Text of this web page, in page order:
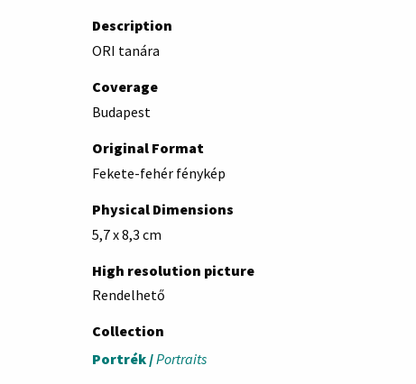
Description
ORI tanára
Coverage
Budapest
Original Format
Fekete-fehér fénykép
Physical Dimensions
5,7 x 8,3 cm
High resolution picture
Rendelhető
Collection
Portrék /Portraits